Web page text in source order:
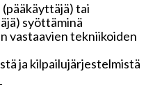
tai
syöttäminä
vastaavien tekniikoiden
ja kilpailujärjestelmistä